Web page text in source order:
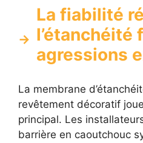
La fiabilité
l’étanchéité
agressions
La membrane
revêtement décoratif
principal. Les
barrière en caoutchouc